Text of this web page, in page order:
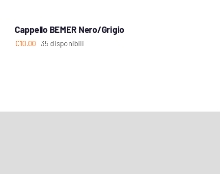
Cappello BEMER Nero/Grigio
€10.00 35 disponibili